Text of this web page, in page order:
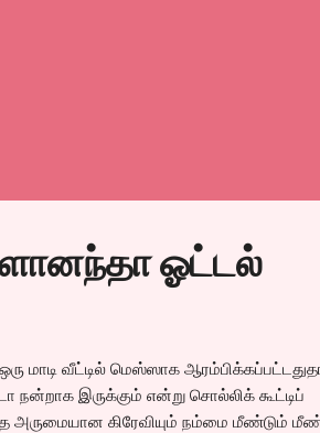
ஓட்டல்
மாடி வீட்டில் மெஸ்ஸாக
இருக்கும் என்று சொல்லிக் கூட்டிப்
அருமையான கிரேவியும் நம்மை மீண்டும்